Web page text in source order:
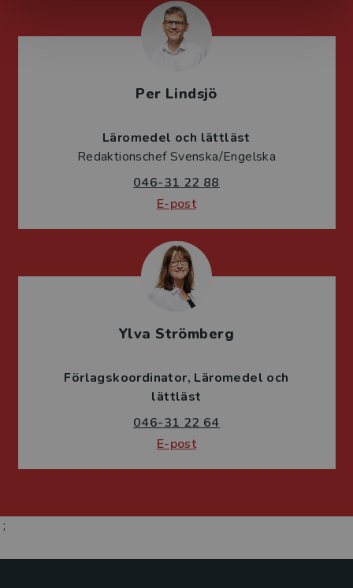
Per Lindsjö
Läromedel och lättläst
Redaktionschef Svenska/Engelska
046-31 22 88
E-post
Ylva Strömberg
Förlagskoordinator Läromedel och
lättläst
046-31 22 64
E-post
;